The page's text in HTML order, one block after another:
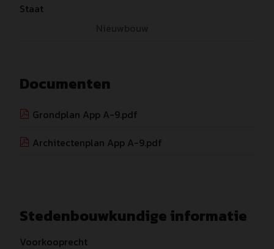
Staat
Documenten
Grondplan App A-9.pdf
Architectenplan App A-9.pdf
Stedenbouwkundige informatie
Voorkooprecht